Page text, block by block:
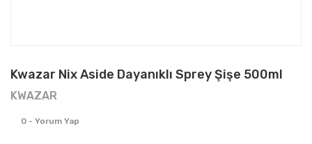
Kwazar Nix Aside Dayanıklı Sprey Şişe 500ml
KWAZAR
0 - Yorum Yap